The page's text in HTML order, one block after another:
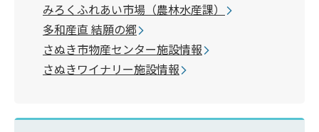
みろくふれあい市場（農林水産課）
多和産直 結願の郷
さぬき市物産センター施設情報
さぬきワイナリー施設情報